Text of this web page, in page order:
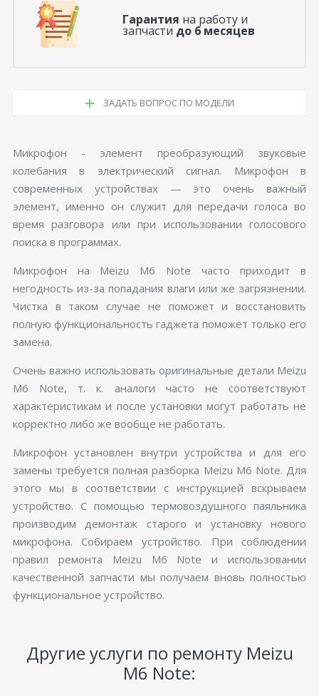
Гарантия на работу и
запчасти до 6 месяцев
ЗАДАТЬ ВОПРОС ПО МОДЕЛИ
Микрофон - элемент преобразующий звуковые
колебания в электрический сигнал. Микрофон в
современных устройствах — это очень важный
элемент, именно он служит для передачи голоса во
время разговора или при использовании голосового
поиска в программах.
Микрофон на Meizu M6 Note часто приходит в
негодность из-за попадания влаги или же загрязнении.
Чистка в таком случае не поможет и восстановить
полную функциональность гаджета поможет только его
замена.
Очень важно использовать оригинальные детали Meizu
M6 Note, т. к. аналоги часто не соответствуют
характеристикам и после установки могут работать не
корректно либо же вообще не работать.
Микрофон установлен внутри устройства и для его
замены требуется полная разборка Meizu M6 Note. Для
этого мы в соответствии с инструкцией вскрываем
устройство. С помощью термовоздушного паяльника
производим демонтаж старого и установку нового
микрофона. Собираем устройство. При соблюдении
правил ремонта Meizu M6 Note и использовании
качественной запчасти мы получаем вновь полностью
функциональное устройство.
Другие услуги по ремонту Meizu
M6 Note: